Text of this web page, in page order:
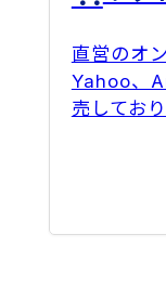
直営のオ
Yahoo、
売してお